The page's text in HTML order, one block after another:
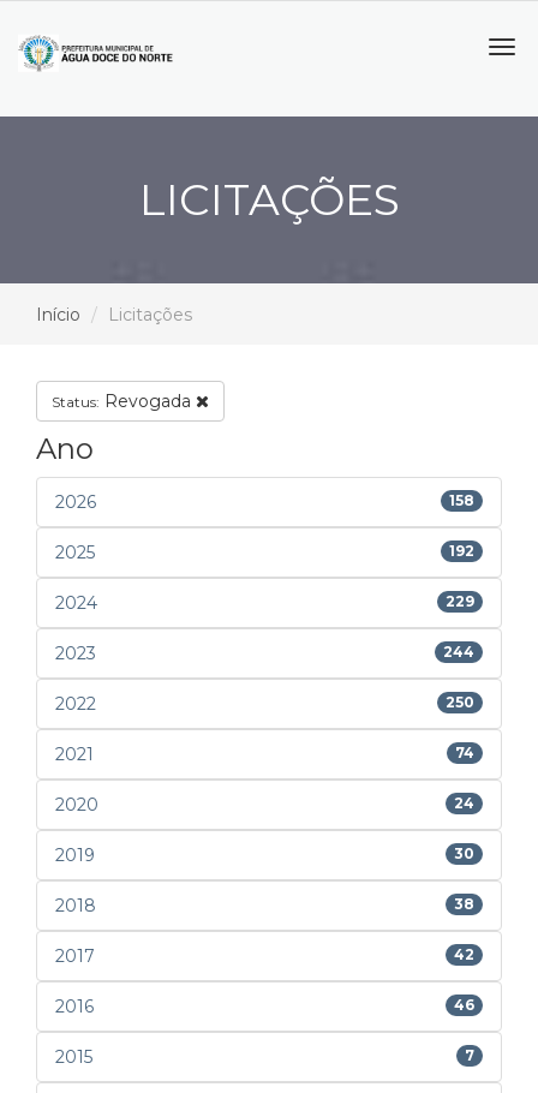
LICITAÇÕES
Início Licitações
Status: Revogada
Ano
2026 158
2025 192
2024 229
2023 244
2022 250
2021 74
2020 24
2019 30
2018 38
2017 42
2016 46
2015 7